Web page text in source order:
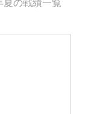
夏の戦績一覧